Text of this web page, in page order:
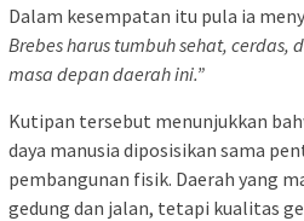
Dalam kesempatan itu pula ia
Brebes harus tumbuh sehat, cerdas,
masa depan daerah ini.”
Kutipan tersebut menunjukkan
daya manusia diposisikan sama
pembangunan fisik. Daerah yang
gedung dan jalan, tetapi kualitas